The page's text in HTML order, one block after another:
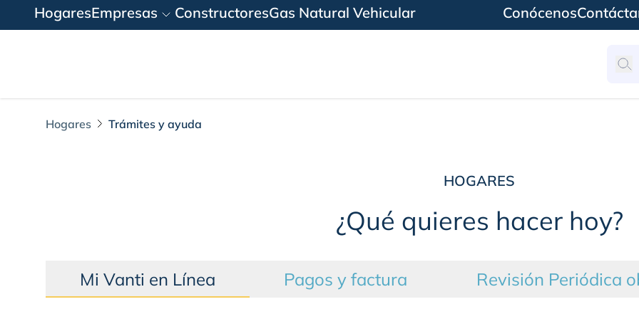
HogaresEmpresas ConstructoresGas Natural Vehicular Conócenos
Hogares Trámites y ayuda
HOGARES
¿Qué quieres hacer hoy?
Mi Vanti en Línea Pagos y factura Revisión Periódica